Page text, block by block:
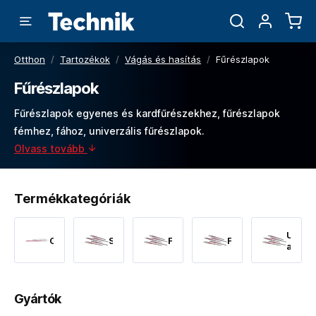
Otthon / Tartozékok / Vágás és hasítás / Fűrészlapok
Fűrészlapok
Fűrészlapok egyenes és kardfűrészekhez, fűrészlapok
fémhez, fához, univerzális fűrészlapok.
Olvass tovább
Termékkategóriák
OrrfűrészlapokSzettek FémfűrészlapokFafűrészlapok
a
Gyártók